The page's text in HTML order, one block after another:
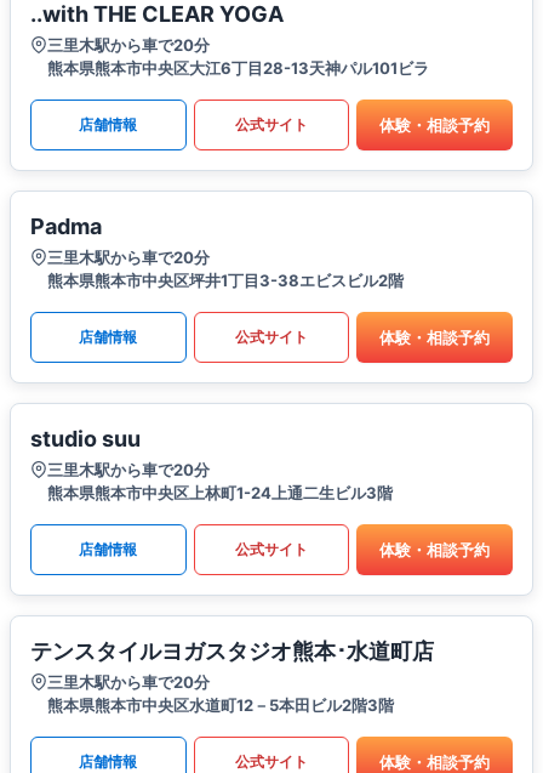
..with THE CLEAR YOGA
三里木駅から車で20分
熊本県熊本市中央区大江6丁目28-13天神パル101ビラ
店舗情報 公式サイト 体験・相談予約
Padma
三里木駅から車で20分
熊本県熊本市中央区坪井1丁目3-38エビスビル2階
店舗情報 公式サイト 体験・相談予約
studio suu
三里木駅から車で20分
熊本県熊本市中央区上林町1-24上通二生ビル3階
店舗情報 公式サイト 体験・相談予約
テンスタイルヨガスタジオ熊本･水道町店
三里木駅から車で20分
熊本県熊本市中央区水道町12－5本田ビル2階3階
店舗情報 公式サイト 体験・相談予約